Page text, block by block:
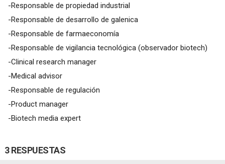
-Responsable de propiedad industrial
-Responsable de desarrollo de galenica
-Responsable de farmaeconomía
-Responsable de vigilancia tecnológica (observador biotech)
-Clinical research manager
-Medical advisor
-Responsable de regulación
-Product manager
-Biotech media expert
3 RESPUESTAS